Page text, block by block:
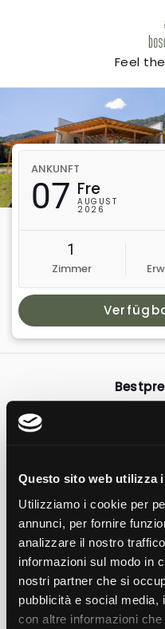
Questo sito web utilizza
Utilizziamo i cookie per
annunci, per fornire
analizzare il nostro
informazioni sul modo in
nostri partner che si
pubblicità e social media,
con altre informazioni
Feel
ANKUNFT
07 Fre
AUGUST
2026
1
Zimmer
Wenn du direkt
profitierst du
unseresbiologischen
Willkommens-Toast
Ein seltener Ort,
Im Bosc del Meneghì
maximal 18 Gäste:
stilles und
die unberührte
Gastfreundschaft,